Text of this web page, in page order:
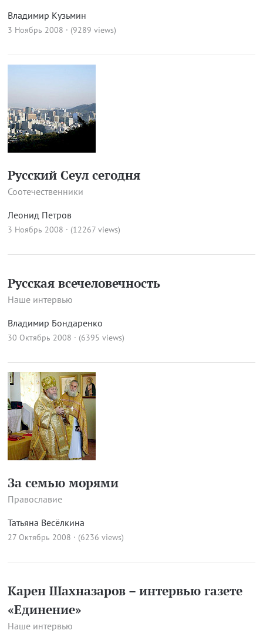
Владимир Кузьмин
3 Ноябрь 2008 · (9289 views)
Русский Сеул сегодня
Соотечественники
Леонид Петров
3 Ноябрь 2008 · (12267 views)
Русская всечеловечность
Наше интервью
Владимир Бондаренко
30 Октябрь 2008 · (6395 views)
За семью морями
Православие
Татьяна Весёлкина
27 Октябрь 2008 · (6236 views)
Карен Шахназаров – интервью газете
«Единение»
Наше интервью